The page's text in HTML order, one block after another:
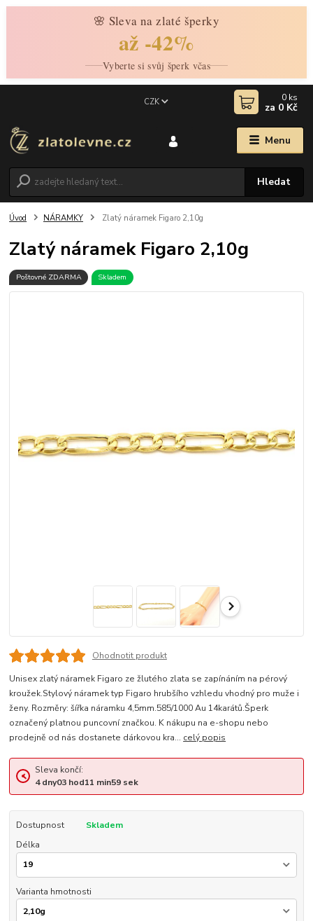
🌸 Sleva na zlaté šperky
až -42%
Vyberte si svůj šperk včas
Menu
CZK
Hledat
0 ks
za 0 Kč
Úvod NÁRAMKY Zlatý náramek Figaro 2,10g
Zlatý náramek Figaro 2,10g
Poštovné ZDARMA Skladem
Ohodnotit produkt
Unisex zlatý náramek Figaro ze žlutého zlata se zapínáním na pérový
kroužek.Stylový náramek typ Figaro hrubšího vzhledu vhodný pro muže i
ženy. Rozměry: šířka náramku 4,5mm.585/1000 Au 14karátů.Šperk
označený platnou puncovní značkou. K nákupu na e-shopu nebo
prodejně od nás dostanete dárkovou kra... celý popis
Sleva končí:
4 dny03hod11 min59sek
Dostupnost
Skladem
Délka
Varianta hmotnosti